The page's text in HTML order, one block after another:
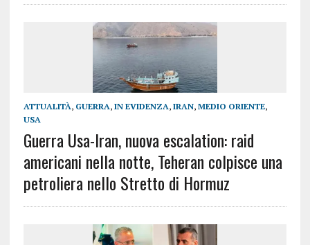
ATTUALITÀ, GUERRA, IN EVIDENZA, IRAN, MEDIO ORIENTE,
USA
Guerra Usa-Iran, nuova escalation: raid
americani nella notte, Teheran colpisce una
petroliera nello Stretto di Hormuz